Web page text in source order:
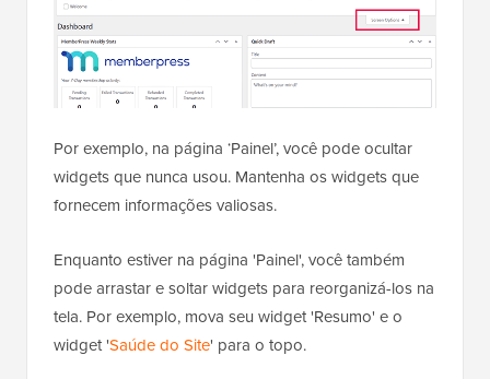
Por exemplo, na página ‘Painel’, você pode ocultar
widgets que nunca usou. Mantenha os widgets que
fornecem informações valiosas.
Enquanto estiver na página 'Painel', você também
pode arrastar e soltar widgets para reorganizá-los na
tela. Por exemplo, mova seu widget 'Resumo' e o
widget 'Saúde do Site' para o topo.